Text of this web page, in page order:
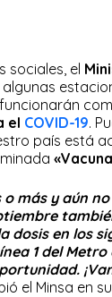
sociales, el
el COVID-19.
país está
o más y aún
dosis en los
1 del Metro
el Minsa en